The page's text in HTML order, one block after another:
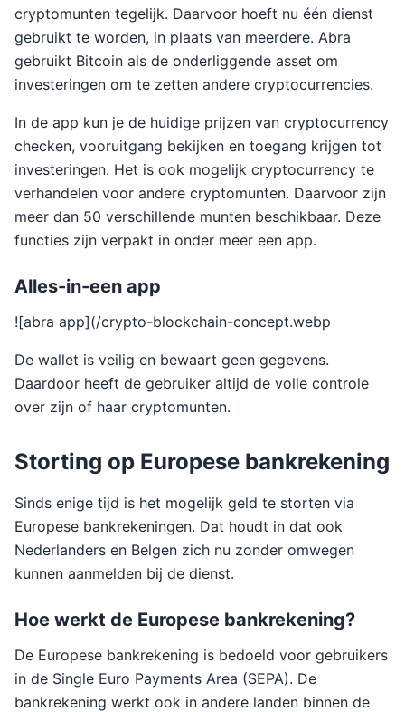
cryptomunten tegelijk. Daarvoor hoeft nu één dienst
gebruikt te worden, in plaats van meerdere. Abra
gebruikt Bitcoin als de onderliggende asset om
investeringen om te zetten andere cryptocurrencies.
In de app kun je de huidige prijzen van cryptocurrency
checken, vooruitgang bekijken en toegang krijgen tot
investeringen. Het is ook mogelijk cryptocurrency te
verhandelen voor andere cryptomunten. Daarvoor zijn
meer dan 50 verschillende munten beschikbaar. Deze
functies zijn verpakt in onder meer een app.
Alles-in-een app
![abra app](/crypto-blockchain-concept.webp
De wallet is veilig en bewaart geen gegevens.
Daardoor heeft de gebruiker altijd de volle controle
over zijn of haar cryptomunten.
Storting op Europese bankrekening
Sinds enige tijd is het mogelijk geld te storten via
Europese bankrekeningen. Dat houdt in dat ook
Nederlanders en Belgen zich nu zonder omwegen
kunnen aanmelden bij de dienst.
Hoe werkt de Europese bankrekening?
De Europese bankrekening is bedoeld voor gebruikers
in de Single Euro Payments Area (SEPA). De
bankrekening werkt ook in andere landen binnen de